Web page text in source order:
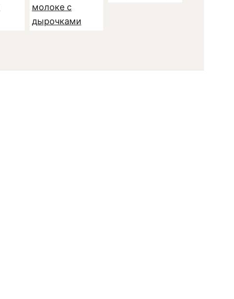
молоке с
дырочками